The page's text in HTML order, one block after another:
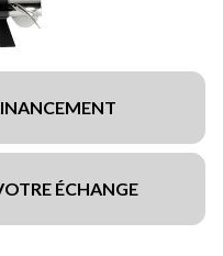
ÉCHANGE